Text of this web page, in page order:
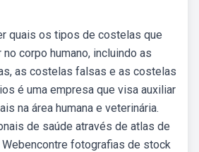
quais os tipos de costelas que
corpo humano, incluindo as
as costelas falsas e as costelas
é uma empresa que visa auxiliar
na área humana e veterinária.
de saúde através de atlas de
Webencontre fotografias de stock